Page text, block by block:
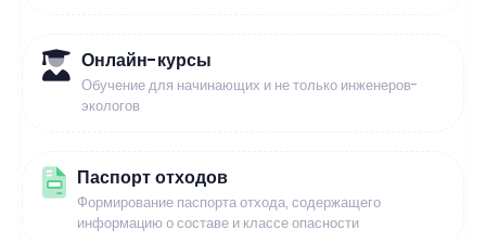
Онлайн-курсы
Обучение для начинающих и не только инженеров-
экологов
Паспорт отходов
Формирование паспорта отхода, содержащего
информацию о составе и классе опасности